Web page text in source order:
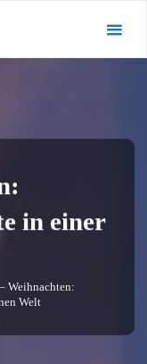
in einer
Weihnachten:
Welt